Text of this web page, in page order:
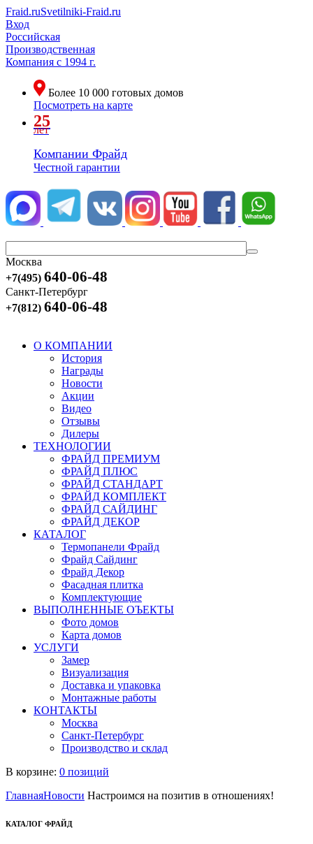
Fraid.ruSvetilniki-Fraid.ru
Вход
Российская
Производственная
Компания с 1994 г.
Более 10 000 готовых домов
Посмотреть на карте
25
лет
Компании Фрайд
Честной гарантии
Москва
+7(495) 640-06-48
Санкт-Петербург
+7(812) 640-06-48
О КОМПАНИИ
История
Награды
Новости
Акции
Видео
Отзывы
Дилеры
ТЕХНОЛОГИИ
ФРАЙД ПРЕМИУМ
ФРАЙД ПЛЮС
ФРАЙД СТАНДАРТ
ФРАЙД КОМПЛЕКТ
ФРАЙД САЙДИНГ
ФРАЙД ДЕКОР
КАТАЛОГ
Термопанели Фрайд
Фрайд Сайдинг
Фрайд Декор
Фасадная плитка
Комплектующие
ВЫПОЛНЕННЫЕ ОЪЕКТЫ
Фото домов
Карта домов
УСЛУГИ
Замер
Визуализация
Доставка и упаковка
Монтажные работы
КОНТАКТЫ
Москва
Санкт-Петербург
Производство и склад
В корзине: 0 позиций
ГлавнаяНовости Настроимся на позитив в отношениях!
КАТАЛОГ ФРАЙД